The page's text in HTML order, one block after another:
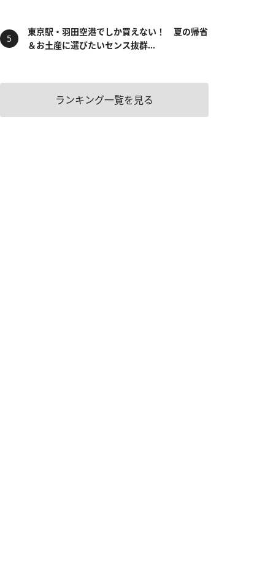
東京駅・羽田空港でしか買えない！ 夏の帰省
＆お土産に選びたいセンス抜群...
ランキング一覧を見る